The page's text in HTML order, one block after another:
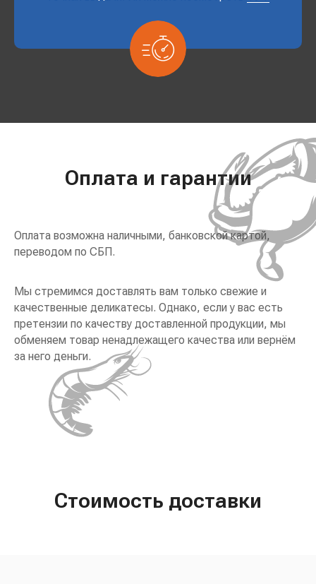
Оплата и гарантии
Оплата возможна наличными, банковской картой,
переводом по СБП.
Мы стремимся доставлять вам только свежие и
качественные деликатесы. Однако, если у вас есть
претензии по качеству доставленной продукции, мы
обменяем товар ненадлежащего качества или вернём
за него деньги.
Стоимость доставки